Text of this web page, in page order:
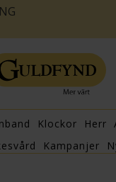
Klockor Herr
Kampanjer